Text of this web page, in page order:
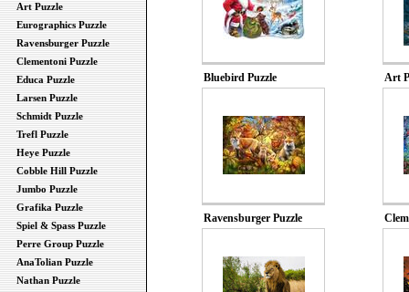
Art Puzzle
Eurographics Puzzle
Ravensburger Puzzle
Clementoni Puzzle
Educa Puzzle
Larsen Puzzle
Schmidt Puzzle
Trefl Puzzle
Heye Puzzle
Cobble Hill Puzzle
Jumbo Puzzle
Grafika Puzzle
Spiel & Spass Puzzle
Perre Group Puzzle
AnaTolian Puzzle
Nathan Puzzle
Bluebird Puzzle Art
Ravensburger Puzzle